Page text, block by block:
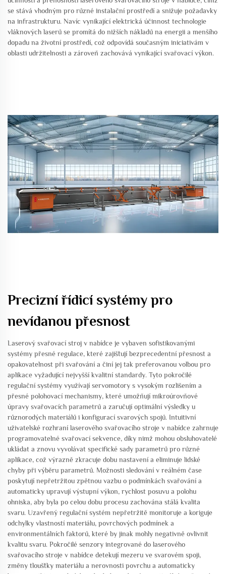
se stává vhodným pro různé instalační prostředí a snižuje požadavky
na infrastrukturu. Navíc vynikající elektrická účinnost technologie
vláknových laserů se promítá do nižších nákladů na energii a menšího
dopadu na životní prostředí, což odpovídá současným iniciativám v
oblasti udržitelnosti a zároveň zachovává vynikající svařovací výkon.
Precizní řídicí systémy pro
nevídanou přesnost
Laserový svařovací stroj v nabídce je vybaven sofistikovanými
systémy přesné regulace, které zajišťují bezprecedentní přesnost a
opakovatelnost při svařování a činí jej tak preferovanou volbou pro
aplikace vyžadující nejvyšší kvalitní standardy. Tyto pokročilé
regulační systémy využívají servomotory s vysokým rozlišením a
přesné polohovací mechanismy, které umožňují mikroúrovňové
úpravy svařovacích parametrů a zaručují optimální výsledky u
různorodých materiálů i konfigurací svarových spojů. Intuitivní
uživatelské rozhraní laserového svařovacího stroje v nabídce zahrnuje
programovatelné svařovací sekvence, díky nimž mohou obsluhovatelé
ukládat a znovu vyvolávat specifické sady parametrů pro různé
aplikace, což výrazně zkracuje dobu nastavení a eliminuje lidské
chyby při výběru parametrů. Možnosti sledování v reálném čase
poskytují nepřetržitou zpětnou vazbu o podmínkách svařování a
automaticky upravují výstupní výkon, rychlost posuvu a polohu
ohniska, aby byla po celou dobu procesu zachována stálá kvalita
svaru. Uzavřený regulační systém nepřetržitě monitoruje a koriguje
odchylky vlastností materiálu, povrchových podmínek a
environmentálních faktorů, které by jinak mohly negativně ovlivnit
kvalitu svaru. Pokročilé senzory integrované do laserového
svařovacího stroje v nabídce detekují mezeru ve svarovém spoji,
změny tloušťky materiálu a nerovnosti povrchu a automaticky